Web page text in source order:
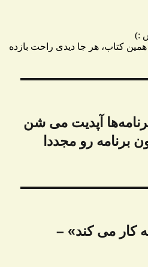
آپدیت می شن
برنامه رو مجددا
کار می کند»‌ –